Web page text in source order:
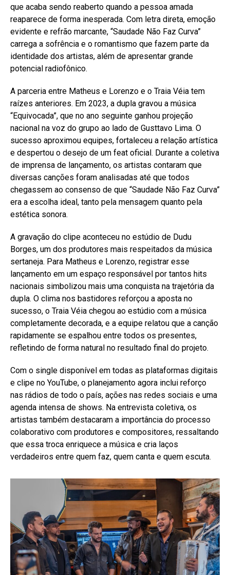
que acaba sendo reaberto quando a pessoa amada
reaparece de forma inesperada. Com letra direta, emoção
evidente e refrão marcante, “Saudade Não Faz Curva”
carrega a sofrência e o romantismo que fazem parte da
identidade dos artistas, além de apresentar grande
potencial radiofônico.
A parceria entre Matheus e Lorenzo e o Traia Véia tem
raízes anteriores. Em 2023, a dupla gravou a música
“Equivocada”, que no ano seguinte ganhou projeção
nacional na voz do grupo ao lado de Gusttavo Lima. O
sucesso aproximou equipes, fortaleceu a relação artística
e despertou o desejo de um feat oficial. Durante a coletiva
de imprensa de lançamento, os artistas contaram que
diversas canções foram analisadas até que todos
chegassem ao consenso de que “Saudade Não Faz Curva”
era a escolha ideal, tanto pela mensagem quanto pela
estética sonora.
A gravação do clipe aconteceu no estúdio de Dudu
Borges, um dos produtores mais respeitados da música
sertaneja. Para Matheus e Lorenzo, registrar esse
lançamento em um espaço responsável por tantos hits
nacionais simbolizou mais uma conquista na trajetória da
dupla. O clima nos bastidores reforçou a aposta no
sucesso, o Traia Véia chegou ao estúdio com a música
completamente decorada, e a equipe relatou que a canção
rapidamente se espalhou entre todos os presentes,
refletindo de forma natural no resultado final do projeto.
Com o single disponível em todas as plataformas digitais
e clipe no YouTube, o planejamento agora inclui reforço
nas rádios de todo o país, ações nas redes sociais e uma
agenda intensa de shows. Na entrevista coletiva, os
artistas também destacaram a importância do processo
colaborativo com produtores e compositores, ressaltando
que essa troca enriquece a música e cria laços
verdadeiros entre quem faz, quem canta e quem escuta.